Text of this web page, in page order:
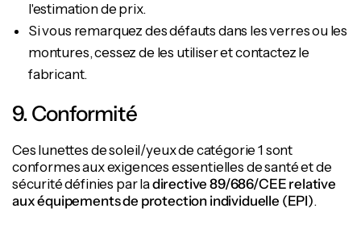
l'estimation de prix.
Si vous remarquez des défauts dans les verres ou les
montures, cessez de les utiliser et contactez le
fabricant.
9. Conformité
Ces lunettes de soleil/yeux de catégorie 1 sont
conformes aux exigences essentielles de santé et de
sécurité définies par ladirective 89/686/CEE relative
aux équipements de protection individuelle (EPI).